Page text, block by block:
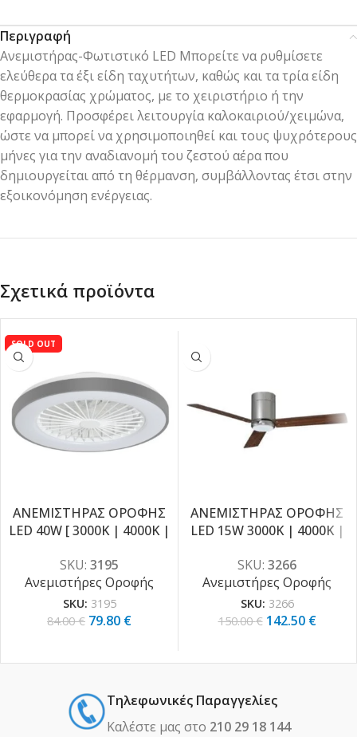
Περιγραφή
Ανεμιστήρας-Φωτιστικό LED Μπορείτε να ρυθμίσετε
ελεύθερα τα έξι είδη ταχυτήτων, καθώς και τα τρία είδη
θερμοκρασίας χρώματος, με το χειριστήριο ή την
εφαρμογή. Προσφέρει λειτουργία καλοκαιριού/χειμώνα,
ώστε να μπορεί να χρησιμοποιηθεί και τους ψυχρότερους
μήνες για την αναδιανομή του ζεστού αέρα που
δημιουργείται από τη θέρμανση, συμβάλλοντας έτσι στην
εξοικονόμηση ενέργειας.
Σχετικά προϊόντα
-5%
SOLD OUT
ΑΝΕΜΙΣΤΗΡΑΣ ΟΡΟΦΗΣ
LED 40W [ 3000K | 4000K |
SKU: 3195
Ανεμιστήρες Οροφής
SKU: 3195
84.00€ 79.80 €
-5%
ΑΝΕΜΙΣΤΗΡΑΣ ΟΡΟΦΗΣ
LED 15W 3000K | 4000K |
SKU: 3266
Ανεμιστήρες Οροφής
SKU: 3266
150.00€ 142.50 €
Τηλεφωνικές Παραγγελίες
Καλέστε μας στο 210 29 18 144